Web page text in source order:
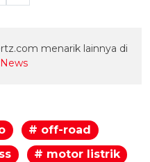
menarik lainnya di
# off-road
# motor listrik